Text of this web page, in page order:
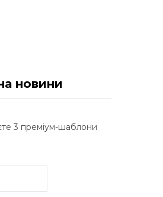
новини
3 преміум-шаблони